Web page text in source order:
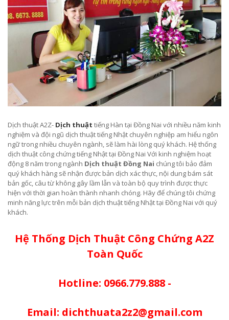
Dịch thuật A2Z- Dịch thuật tiếng Hàn tại Đồng Nai với nhiều năm kinh
nghiệm và đội ngũ dịch thuật tiếng Nhật chuyên nghiệp am hiểu ngôn
ngữ trong nhiều chuyên ngành, sẽ làm hài lòng quý khách. Hệ thống
dịch thuật công chứng tiếng Nhật tại Đồng Nai Với kinh nghiệm hoạt
động 8 năm trong ngành Dịch thuật Đồng Nai chúng tôi bảo đảm
quý khách hàng sẽ nhận được bản dịch xác thực, nội dung bám sát
bản gốc, câu từ không gây lầm lẫn và toàn bộ quy trình được thực
hiện với thời gian hoàn thành nhanh chóng. Hãy để chúng tôi chứng
minh năng lực trên mỗi bản dịch thuật tiếng Nhật tại Đồng Nai với quý
khách.
Hệ Thống Dịch Thuật Công Chứng A2Z
Toàn Quốc
Hotline: 0966.779.888 -
Email: dichthuata2z2@gmail.com